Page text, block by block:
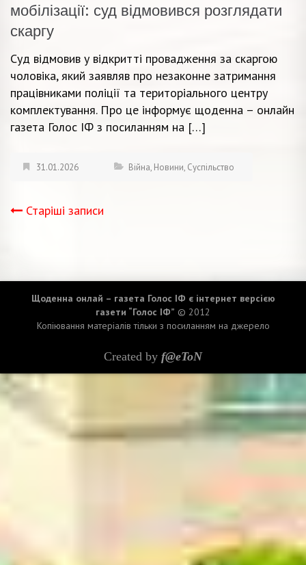
мобілізації: суд відмовився розглядати
скаргу
Суд відмовив у відкритті провадження за скаргою
чоловіка, який заявляв про незаконне затримання
працівниками поліції та територіального центру
комплектування. Про це інформує щоденна – онлайн
газета Голос ІФ з посиланням на […]
31.01.2026 Війна, Новини, Суспільство
Навігація
Старіші записи
Щоденна онлай – газета Голос ІФ є інтернет версією
газети “Голос ІФ” © 2012
Копіювання матеріалів тільки з посиланням на джерело
Created by f@eToN